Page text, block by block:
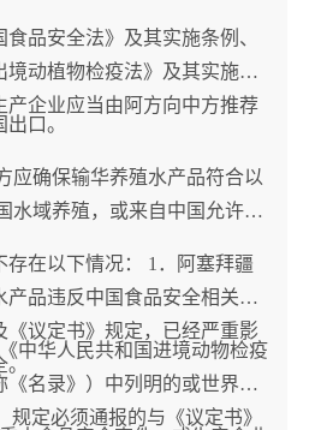
品安全法》及其实施条例、
境动植物检疫法》及其实施条
产企业应当由阿方向中方推荐
口。
应确保输华养殖水产品符合以
水域养殖，或来自中国允许进
存在以下情况： 1．阿塞拜疆
产品违反中国食品安全相关法
《议定书》规定，已经严重影
。
中华人民共和国进境动物检疫
《名录》）中列明的或世界动
定必须通报的与《议定书》